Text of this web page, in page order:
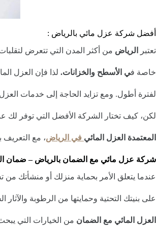
أفضل شركة عزل مائي بالرياض :
تعتبر
الرياض من أكثر المدن التي تتعرض
خاصة في الأسطح والخزانات. لذا فإن العزل
لفترة أطول. ومع تزايد الحاجة إلى خدمات
لكن، كيف تختار الشركة الأفضل التي توفر لك
المعتمدة العزل المائي في الرياض، مع التعريف
شركة عزل مائي مع الضمان بالرياض – ضمان
عندما يتعلق الأمر بحماية منزلك أو منشأتك من
على بنيتك التحتية وحمايتها من الرطوبة
العزل المائي مع الضمان من الخيارات التي